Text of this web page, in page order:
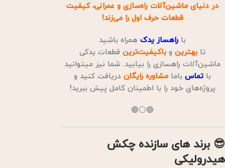
در دنیای ماشین‌آلات راه‌سازی و عمرانی، کیفیت
قطعات حرف اول را می‌زند!
با راهساز یدک همراه باشید
تا بهترین و باکیفیت‌ترین قطعات یدکی
ماشین‌آلات راهسازی را بیابید. شما نیز میتوانید
با تماس باما مشاوره رایگان دریافت کنید و
پروژه‌های خود را با اطمینان کامل پیش ببرید!
🔵⚪🟣
😎 برند های سازنده چکش
هیدرولیکی